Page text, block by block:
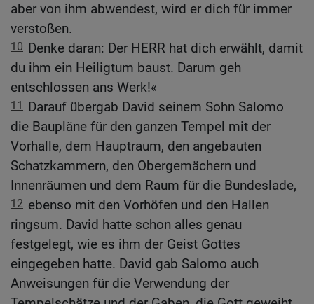
aber von ihm abwendest, wird er dich für immer
verstoßen.
10 Denke daran: Der HERR hat dich erwählt, damit
du ihm ein Heiligtum baust. Darum geh
entschlossen ans Werk!«
11
Darauf übergab David seinem Sohn Salomo
die Baupläne für den ganzen Tempel mit der
Vorhalle, dem Hauptraum, den angebauten
Schatzkammern, den Obergemächern und
Innenräumen und dem Raum für die Bundeslade,
12 ebenso mit den Vorhöfen und den Hallen
ringsum. David hatte schon alles genau
festgelegt, wie es ihm der Geist Gottes
eingegeben hatte. David gab Salomo auch
Anweisungen für die Verwendung der